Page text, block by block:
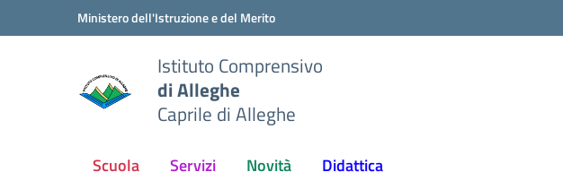
Vai ai contenuti
Vai al menu di navigazioneMinistero dell'Istruzione e del Merito
Istituto Comprensivo
di Alleghe
Caprile di Alleghe
Scuola Servizi Novità Didattica